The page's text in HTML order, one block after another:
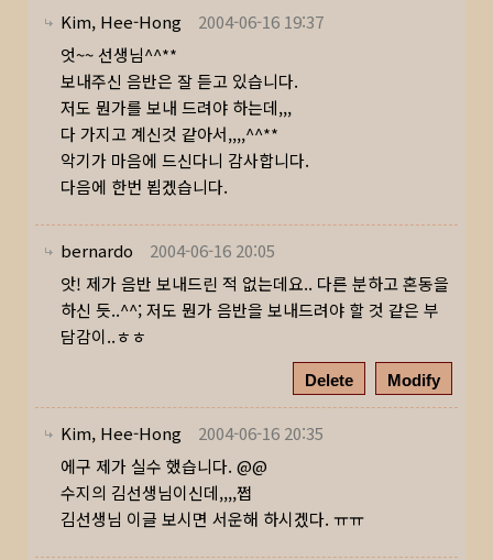
Kim, Hee-Hong
2004-06-16 19:37
엇~~ 선생님^^**
보내주신 음반은 잘 듣고 있습니다.
저도 뭔가를 보내 드려야 하는데,,,
다 가지고 계신것 같아서,,,,^^**
악기가 마음에 드신다니 감사합니다.
다음에 한번 뵙겠습니다.
bernardo
2004-06-16 20:05
앗! 제가 음반 보내드린 적 없는데요.. 다른 분하고 혼동을
하신 듯..^^; 저도 뭔가 음반을 보내드려야 할 것 같은 부
담감이..ㅎㅎ
Delete Modify
Kim, Hee-Hong
2004-06-16 20:35
에구 제가 실수 했습니다. @@
수지의 김선생님이신데,,,,쩝
김선생님 이글 보시면 서운해 하시겠다. ㅠㅠ